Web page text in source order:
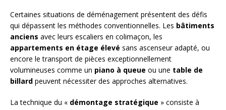
Certaines situations de déménagement présentent des défis
qui dépassent les méthodes conventionnelles. Les bâtiments
anciens avec leurs escaliers en colimaçon, les
appartements en étage élevé sans ascenseur adapté, ou
encore le transport de pièces exceptionnellement
volumineuses comme un piano à queue ou une table de
billard peuvent nécessiter des approches alternatives.
La technique du « démontage stratégique » consiste à